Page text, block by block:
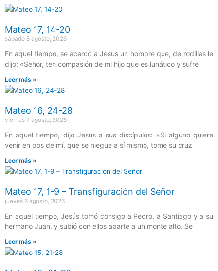
Mateo 17, 14-20
sábado 8 agosto, 2026
En aquel tiempo, se acercó a Jesús un hombre que, de rodillas le
dijo: «Señor, ten compasión de mi hijo que es lunático y sufre
Leer más »
Mateo 16, 24-28
viernes 7 agosto, 2026
En aquel tiempo, dijo Jesús a sus discípulos: «Si alguno quiere
venir en pos de mí, que se niegue a sí mismo, tome su cruz
Leer más »
Mateo 17, 1-9 – Transfiguración del Señor
jueves 6 agosto, 2026
En aquel tiempo, Jesús tomó consigo a Pedro, a Santiago y a su
hermano Juan, y subió con ellos aparte a un monte alto. Se
Leer más »
Página
Página
Página
Página
Página